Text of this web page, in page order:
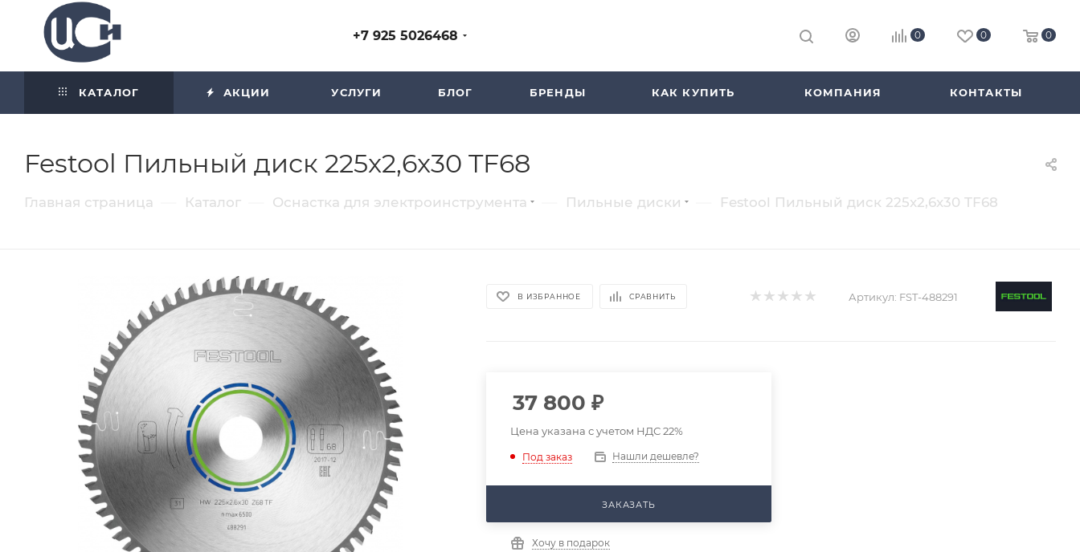
+7 925 5026468 0 0 0
КАТАЛОГ АКЦИИ УСЛУГИ БЛОГ БРЕНДЫ КАК КУПИТЬ КОМПАНИЯ КОНТАКТЫ
Festool Пильный диск 225x2,6x30 TF68
Главная страница Каталог Оснастка для электроинструмента Пильные диски Festool Пильный диск 225x2,6x30 TF68
В ИЗБРАННОЕ СРАВНИТЬ Артикул: FST-488291
37 800 ₽
Цена указана с учетом НДС 22%
Под заказ Нашли дешевле?
ЗАКАЗАТЬ
Хочу в подарок